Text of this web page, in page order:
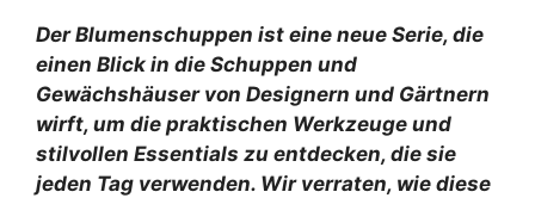
Der Blumenschuppen ist eine neue Serie, die
einen Blick in die Schuppen und
Gewächshäuser von Designern und Gärtnern
wirft, um die praktischen Werkzeuge und
stilvollen Essentials zu entdecken, die sie
jeden Tag verwenden. Wir verraten, wie diese